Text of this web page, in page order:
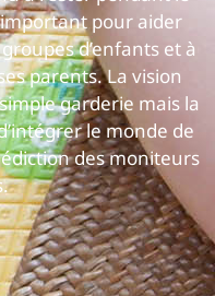
pour aider
d’enfants et à
parents. La vision
garderie mais la
le monde de
des moniteurs